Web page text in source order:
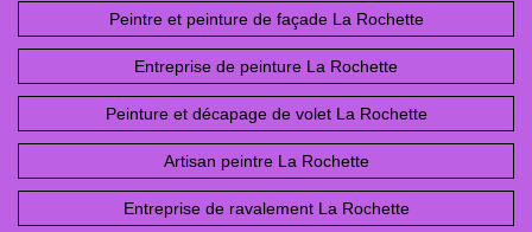
Peintre et peinture de façade La Rochette
Entreprise de peinture La Rochette
Peinture et décapage de volet La Rochette
Artisan peintre La Rochette
Entreprise de ravalement La Rochette